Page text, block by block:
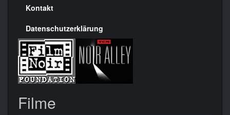
Kontakt
Datenschutzerklärung
Filme